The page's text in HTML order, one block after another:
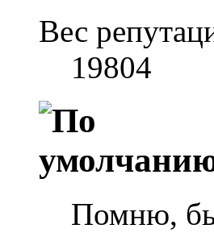
Вес
19804
Помню,